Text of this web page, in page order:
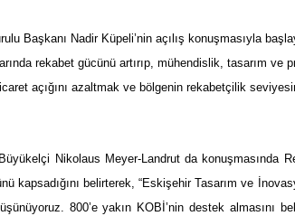
Başkanı Nadir Küpeli’nin açılış konuşmasıyla
rekabet gücünü artırıp, mühendislik, tasarım ve
açığını azaltmak ve bölgenin rekabetçilik
Nikolaus Meyer-Landrut da konuşmasında
kapsadığını belirterek, “Eskişehir Tasarım ve
800’e yakın KOBİ’nin destek almasını